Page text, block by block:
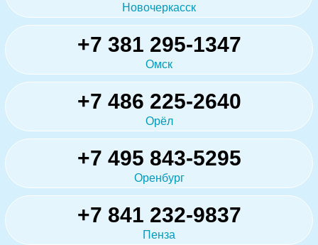
Новочеркасск
+7 381 295-1347
Омск
+7 486 225-2640
Орёл
+7 495 843-5295
Оренбург
+7 841 232-9837
Пенза